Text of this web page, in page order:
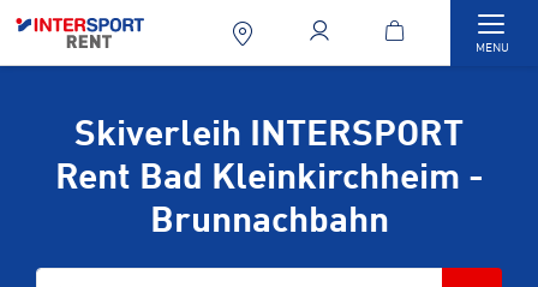
MENU
Skiverleih INTERSPORT
Rent Bad Kleinkirchheim -
Brunnachbahn